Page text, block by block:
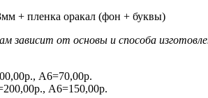
+ пленка оракал (фон + буквы)
зависит от основы и способа
А6=70,00р.
А6=150,00р.